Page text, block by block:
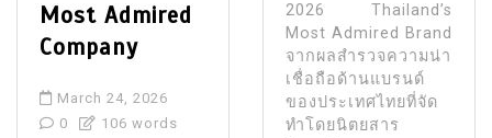
Most Admired
Company
March 24, 2026
0
106 words
2026 Thailand’s
Most Admired Brand
จากผลสำรวจความน่า
เชื่อถือด้านแบรนด์
ของประเทศไทยที่จัด
ทำโดยนิตยสาร